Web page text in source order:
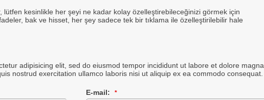
lütfen kesinlikle her şeyi ne kadar kolay özelleştirebileceğinizi görmek için
bak ve hisset, her şey sadece tek bir tıklama ile özelleştirilebilir hale
adipisicing elit, sed do eiusmod tempor incididunt ut labore et dolore magna
nostrud exercitation ullamco laboris nisi ut aliquip ex ea commodo consequat.
E-mail: